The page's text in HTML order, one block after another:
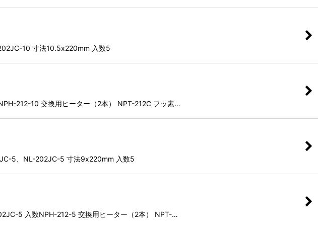
10 寸法10.5x220mm 入数5
212-10 交換用ヒーター（2本） NPT-212C フッ素…
5、NL-202JC-5 寸法9x220mm 入数5
5 入数NPH-212-5 交換用ヒーター（2本） NPT-…